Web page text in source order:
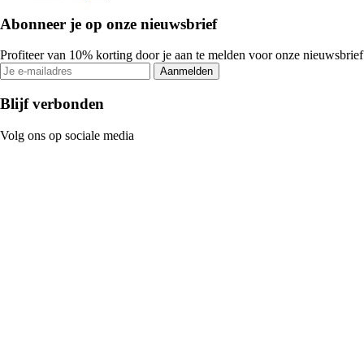
Abonneer je op onze nieuwsbrief
Profiteer van 10% korting door je aan te melden voor onze nieuwsbrief
Aanmelden
Blijf verbonden
Volg ons op sociale media